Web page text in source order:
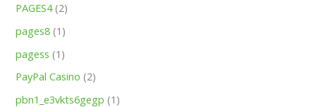
PAGES4(2)
pages8 (1)
pagess (1)
PayPal Casino (2)
pbn1_e3vkts6gegp (1)